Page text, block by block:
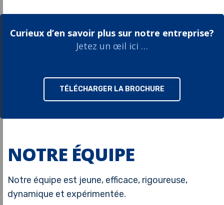
Curieux d’en savoir plus sur notre entreprise?
Jetez un œil ici …
TÉLÉCHARGER LA BROCHURE
NOTRE ÉQUIPE
Notre équipe est jeune, efficace, rigoureuse,
dynamique et expérimentée.